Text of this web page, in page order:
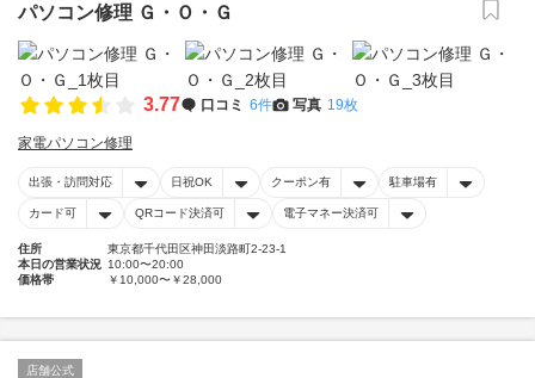
パソコン修理 Ｇ・Ｏ・Ｇ
3.77 口コミ 6件 写真 19枚
家電パソコン修理
出張・訪問対応 日祝OK クーポン有 駐車場有
カード可 QRコード決済可 電子マネー決済可
住所
東京都千代田区神田淡路町2-23-1
本日の営業状況 10:00〜20:00
価格帯
￥10,000〜￥28,000
店舗公式